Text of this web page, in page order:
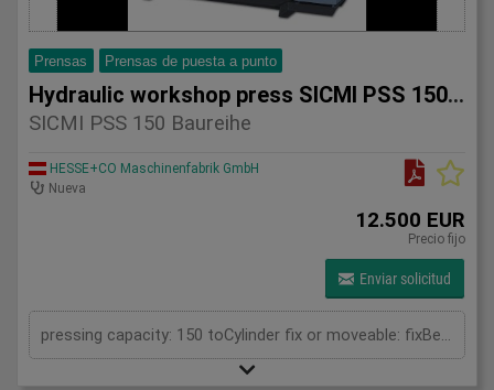
Prensas Prensas de puesta a punto
Hydraulic workshop press SICMI PSS 150 series
SICMI PSS 150 Baureihe
HESSE+CO Maschinenfabrik GmbH
Nueva
12.500 EUR
Precio fijo
Enviar solicitud
pressing capacity: 150 toCylinder fix or moveable: fixBending length: 150 mmDaylight: 780 mmDistance between columns: 1000 mmLength: 1900 mmWidth: 1200 mmHeight: 2450 (PSS: 2600) mm